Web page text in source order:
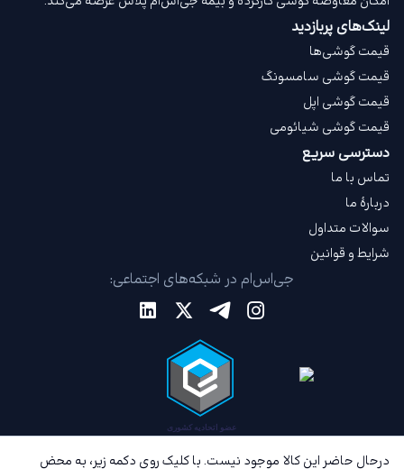
درحال حاضر این کالا موجود نیست. با کلیک روی دکمه زیر، به محض
لینک‌های پربازدید
قیمت گوشی‌ها
قیمت گوشی سامسونگ
قیمت گوشی اپل
قیمت گوشی شیائومی
دسترسی سریع
تماس با ما
دربارهٔ ما
سوالات متداول
شرایط و قوانین
جی‌اس‌ام در شبکه‌های اجتماعی: